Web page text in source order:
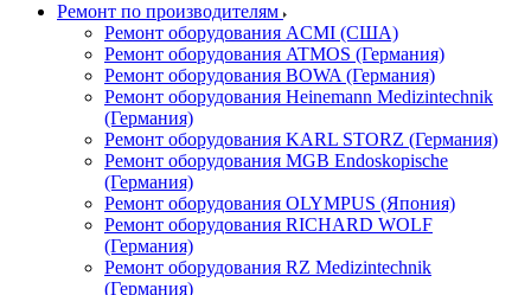
Ремонт по производителям
Ремонт оборудования ACMI (США)
Ремонт оборудования ATMOS (Германия)
Ремонт оборудования BOWA (Германия)
Ремонт оборудования Heinemann Medizintechnik
(Германия)
Ремонт оборудования KARL STORZ (Германия)
Ремонт оборудования MGB Endoskopische
(Германия)
Ремонт оборудования OLYMPUS (Япония)
Ремонт оборудования RICHARD WOLF
(Германия)
Ремонт оборудования RZ Medizintechnik
(Германия)